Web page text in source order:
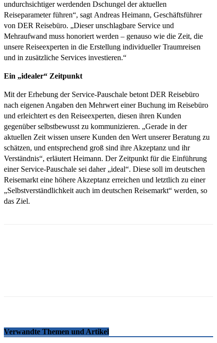
undurchsichtiger werdenden Dschungel der aktuellen
Reiseparameter führen“, sagt Andreas Heimann, Geschäftsführer
von DER Reisebüro. „Dieser unschlagbare Service und
Mehraufwand muss honoriert werden – genauso wie die Zeit, die
unsere Reiseexperten in die Erstellung individueller Traumreisen
und in zusätzliche Services investieren.“
Ein „idealer“ Zeitpunkt
Mit der Erhebung der Service-Pauschale betont DER Reisebüro
nach eigenen Angaben den Mehrwert einer Buchung im Reisebüro
und erleichtert es den Reiseexperten, diesen ihren Kunden
gegenüber selbstbewusst zu kommunizieren. „Gerade in der
aktuellen Zeit wissen unsere Kunden den Wert unserer Beratung zu
schätzen, und entsprechend groß sind ihre Akzeptanz und ihr
Verständnis“, erläutert Heimann. Der Zeitpunkt für die Einführung
einer Service-Pauschale sei daher „ideal“. Diese soll im deutschen
Reisemarkt eine höhere Akzeptanz erreichen und letztlich zu einer
„Selbstverständlichkeit auch im deutschen Reisemarkt“ werden, so
das Ziel.
Verwandte Themen und Artikel